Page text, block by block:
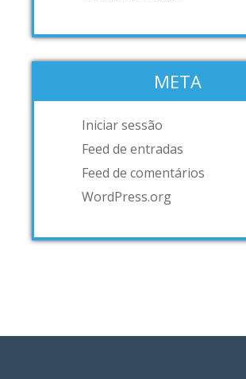
META
Iniciar sessão
Feed de entradas
Feed de comentários
WordPress.org